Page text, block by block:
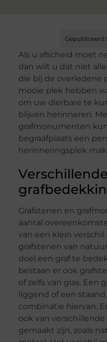
Als u afscheid moet
dan wilt u dat niet
die bij de overledene
mooie plek hebben
om uw dierbare te
blijven herinneren.
grafmonumenten
begraafplaats een
herinneringsplek
Grafstenen en
aantal
van een klein
grafstenen van
doel een graf te
bestaan er ook
of zelfs van glas. Een
liggend of een
combinatie hiervan.
ook van
gemaakt zijn, zoals